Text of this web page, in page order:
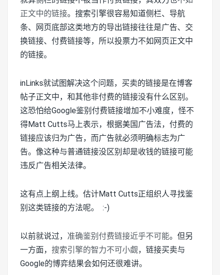
正文中的链接。搜索引擎很容易知道侧栏、导航
条、网页底部这类地方的导出链接往往是广告、交
换链接、付费链接等，所以投票力不如网页正文中
的链接。
inLinks就试图解决这个问题，买卖的链接是在博客
帖子正文中，和其他非付费的链接没有什么区别。
这恐怕给Google鉴别付费链接增加不小难度，怪不
得Matt Cutts马上表示，根据美国广告法，付费的
链接应该归为广告，而广告就必须明确标志为广
告。像这种与普通链接没区别却是收钱的链接可能
违反广告相关法律。
这有点上纲上线。估计Matt Cutts正组织人寻找鉴
别这类链接的方法呢。 :-)
以前就说过， 准确鉴别付费链接近乎不可能。但另
一方面， 搜索引擎的智力不可小觑，链接买卖与
Google的博弈结果会如何还很难讲。